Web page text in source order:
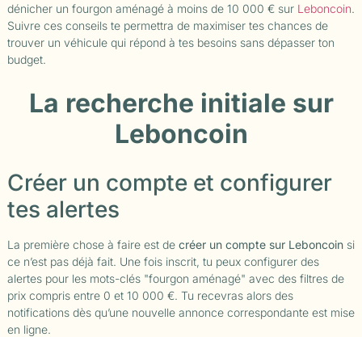
dénicher un fourgon aménagé à moins de 10 000 € sur Leboncoin.
Suivre ces conseils te permettra de maximiser tes chances de
trouver un véhicule qui répond à tes besoins sans dépasser ton
budget.
La recherche initiale sur
Leboncoin
Créer un compte et configurer
tes alertes
La première chose à faire est de créer un compte sur Leboncoinsi
ce n’est pas déjà fait. Une fois inscrit, tu peux configurer des
alertes pour les mots-clés "fourgon aménagé" avec des filtres de
prix compris entre 0 et 10 000 €. Tu recevras alors des
notifications dès qu’une nouvelle annonce correspondante est mise
en ligne.